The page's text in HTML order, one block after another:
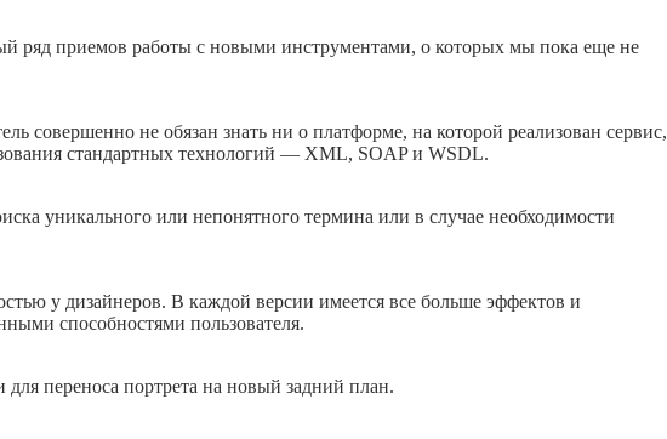
ряд приемов работы с новыми инструментами, о которых мы пока еще не
совершенно не обязан знать ни о платформе, на которой реализован сервис,
стандартных технологий — XML, SOAP и WSDL.
уникального или непонятного термина или в случае необходимости
у дизайнеров. В каждой версии имеется все больше эффектов и
способностями пользователя.
переноса портрета на новый задний план.